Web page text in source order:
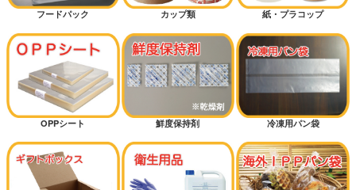
カレーパン
ハードパン
サンドイッチ
マリトッツォ
フードパック カップ類 紙・プラコップ
OPPシート 鮮度保持剤 冷凍用パン袋